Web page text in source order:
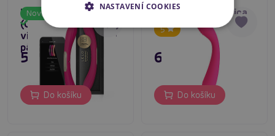
Novinka
LELO Boomerang
(Cerise), oboustranný
vibrátor por lesbické
páry
Skladem
5 495 Kč
Do košíku
5
Pretty Love Jessica,
vibrátor na g-bod
695 Kč
Do košíku
NASTAVENÍ COOKIES